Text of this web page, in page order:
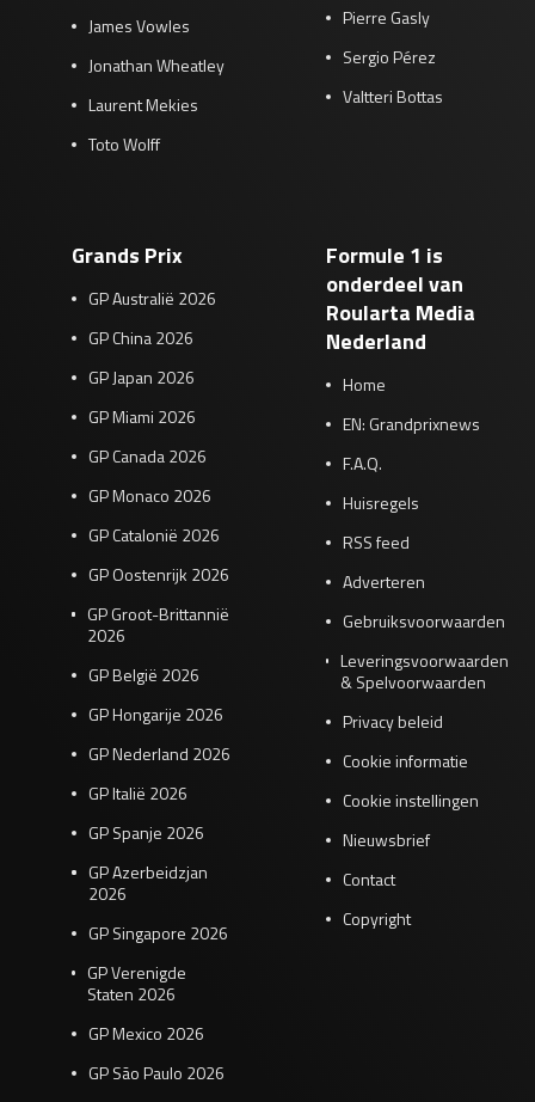
James Vowles
Jonathan Wheatley
Laurent Mekies
Toto Wolff
Pierre Gasly
Sergio Pérez
Valtteri Bottas
Grands Prix
GP Australië 2026
GP China 2026
GP Japan 2026
GP Miami 2026
GP Canada 2026
GP Monaco 2026
GP Catalonië 2026
GP Oostenrijk 2026
GP Groot-Brittannië
2026
GP België 2026
GP Hongarije 2026
GP Nederland 2026
GP Italië 2026
GP Spanje 2026
GP Azerbeidzjan
2026
GP Singapore 2026
GP Verenigde
Staten 2026
GP Mexico 2026
GP São Paulo 2026
Formule 1 is
onderdeel van
Roularta Media
Nederland
Home
EN: Grandprixnews
F.A.Q.
Huisregels
RSS feed
Adverteren
Gebruiksvoorwaarden
Leveringsvoorwaarden
& Spelvoorwaarden
Privacy beleid
Cookie informatie
Cookie instellingen
Nieuwsbrief
Contact
Copyright